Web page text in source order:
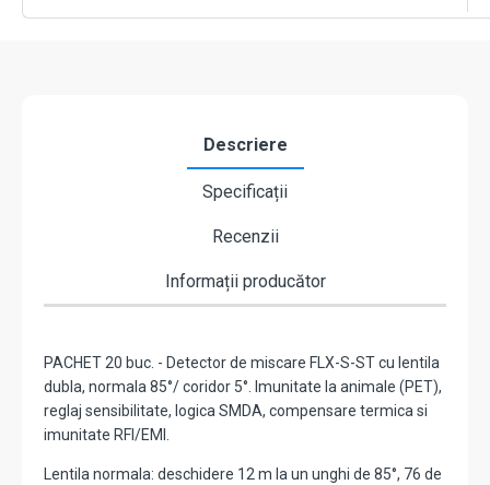
Descriere
Specificații
Recenzii
Informații producător
PACHET 20 buc. - Detector de miscare FLX-S-ST cu lentila
dubla, normala 85°/ coridor 5°. Imunitate la animale (PET),
reglaj sensibilitate, logica SMDA, compensare termica si
imunitate RFI/EMI.
Lentila normala: deschidere 12 m la un unghi de 85°, 76 de